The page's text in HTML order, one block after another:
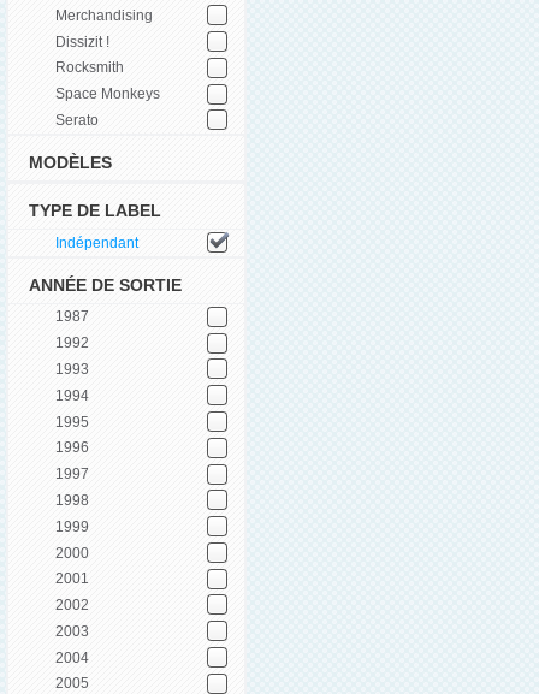
Merchandising
Dissizit !
Rocksmith
Space Monkeys
Serato
MODÈLES
TYPE DE LABEL
Indépendant
ANNÉE DE SORTIE
1987
1992
1993
1994
1995
1996
1997
1998
1999
2000
2001
2002
2003
2004
2005